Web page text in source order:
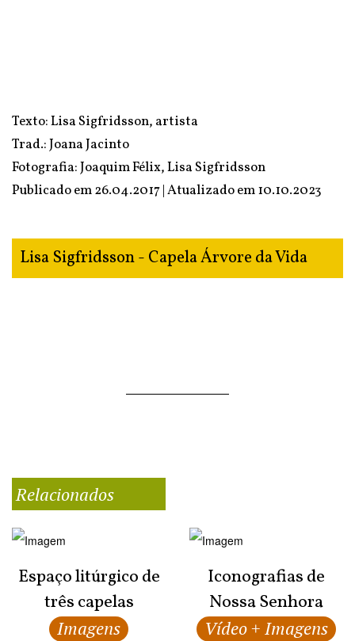
Texto: Lisa Sigfridsson, artista
Trad.: Joana Jacinto
Fotografia: Joaquim Félix, Lisa Sigfridsson
Publicado em 26.04.2017 | Atualizado em10.10.2023
Lisa Sigfridsson - Capela Árvore da Vida
Relacionados
Espaço litúrgico de
três capelas
Imagens
Iconografias de
Nossa Senhora
Vídeo + Imagens